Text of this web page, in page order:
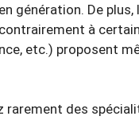
génération. De
à
etc.) proposent
rarement des